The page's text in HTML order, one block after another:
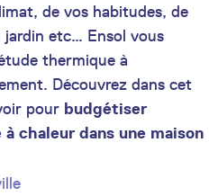
de vos habitudes, de
etc… Ensol vous
thermique à
Découvrez dans cet
pour budgétiser
chaleur dans une maison